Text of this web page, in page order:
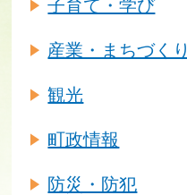
子育て・学び
産業・まちづくり
観光
町政情報
防災・防犯